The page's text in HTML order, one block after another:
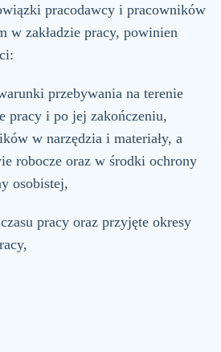
pracodawcy i pracowników
w zakładzie pracy, powinien
przebywania na terenie
pracy i po jej zakończeniu,
w narzędzia i materiały, a
robocze oraz w środki ochrony
osobistej,
pracy oraz przyjęte okresy